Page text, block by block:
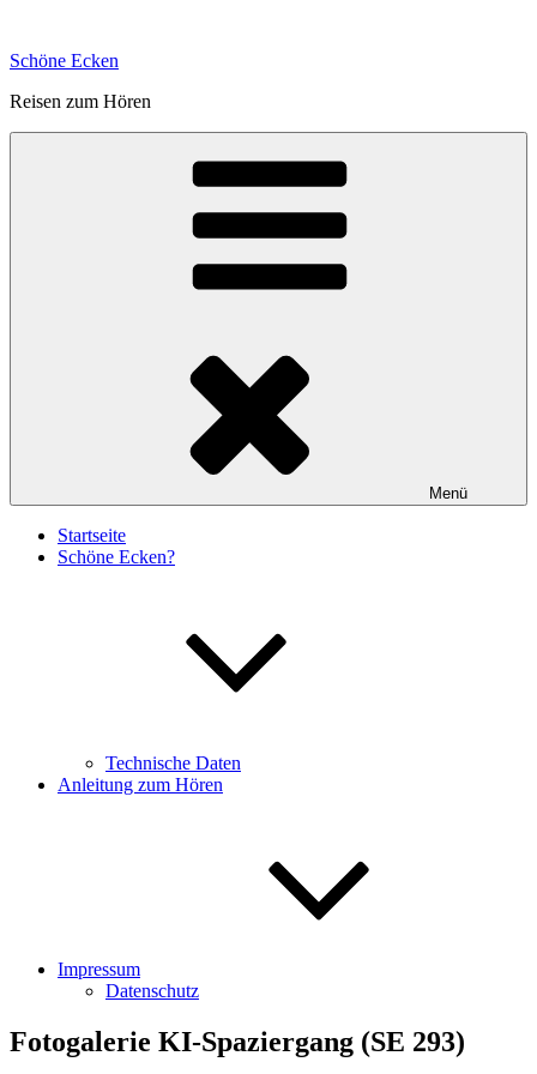
springen
Schöne Ecken
Reisen zum Hören
Menü
Startseite
Schöne Ecken?
Technische Daten
Anleitung zum Hören
Impressum
Datenschutz
Fotogalerie KI-Spaziergang (SE 293)